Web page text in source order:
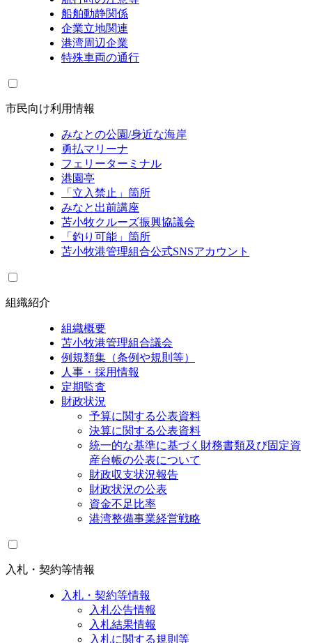
船舶動静関係
企業立地関連
港湾周辺企業
特殊車両の通行
市民向け利用情報
みなとの公園/身近な海岸
勇払マリーナ
フェリーターミナル
港園亭
「立入禁止」箇所
みなと出前講座
苫小牧クルーズ振興協議会
「釣り可能」箇所
苫小牧港管理組合公式SNSアカウント
組織紹介
組織概要
苫小牧港管理組合議会
例規類集（条例や規則等）
人事・採用情報
定期監査
財政状況
予算に関する公表資料
決算に関する公表資料
統一的な基準に基づく財務書類及び固定資
産台帳の公表について
財政収支状況報告
財政状況の公表
資金不足比率
港湾整備事業経営戦略
入札・契約等情報
入札・契約等情報
入札公告情報
入札結果情報
入札に関する規則等